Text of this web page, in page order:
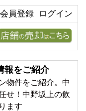
ログイン
会員登録
報をご紹介
物件をご紹介。中
せ！中野坂上の飲
ます